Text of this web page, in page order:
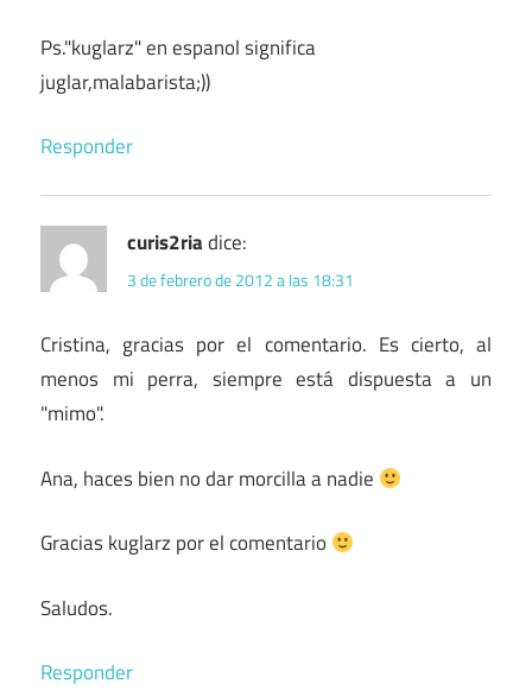
Ps."kuglarz" en espanol significa
juglar,malabarista;))
Responder
curis2riadice:
3 de febrero de 2012 a las 18:31
Cristina, gracias por el comentario. Es cierto, al
menos mi perra, siempre está dispuesta a un
"mimo".
Ana, haces bien no dar morcilla a nadie
Gracias kuglarz por el comentario
Saludos.
Responder